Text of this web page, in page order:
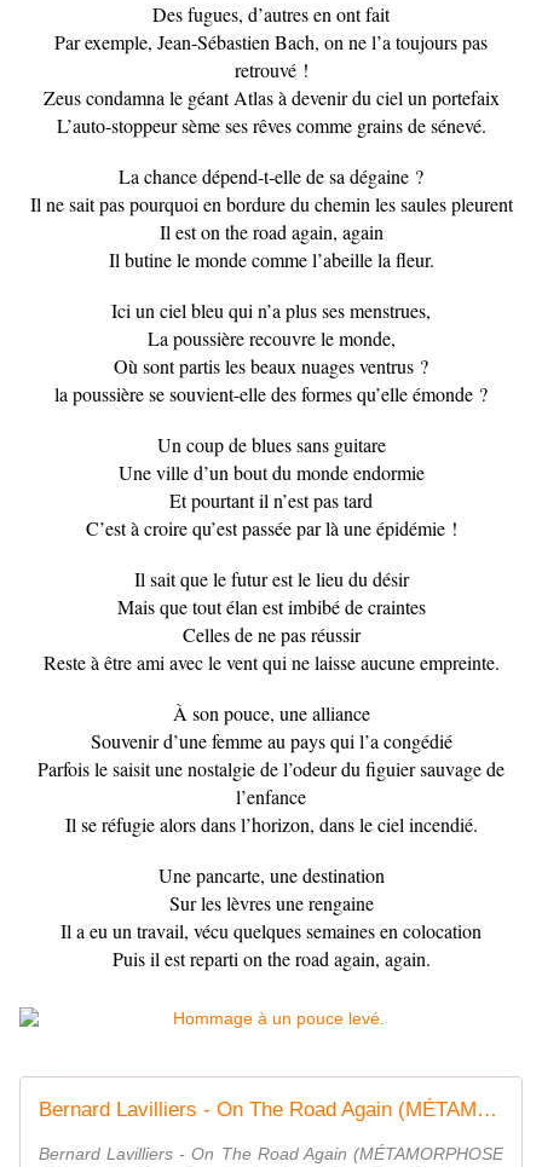
Des fugues, d’autres en ont fait
Par exemple, Jean-Sébastien Bach, on ne l’a toujours pas
retrouvé !
Zeus condamna le géant Atlas à devenir du ciel un portefaix
L’auto-stoppeur sème ses rêves comme grains de sénevé.
La chance dépend-t-elle de sa dégaine ?
Il ne sait pas pourquoi en bordure du chemin les saules pleurent
Il est on the road again, again
Il butine le monde comme l’abeille la fleur.
Ici un ciel bleu qui n’a plus ses menstrues,
La poussière recouvre le monde,
Où sont partis les beaux nuages ventrus ?
la poussière se souvient-elle des formes qu’elle émonde ?
Un coup de blues sans guitare
Une ville d’un bout du monde endormie
Et pourtant il n’est pas tard
C’est à croire qu’est passée par là une épidémie !
Il sait que le futur est le lieu du désir
Mais que tout élan est imbibé de craintes
Celles de ne pas réussir
Reste à être ami avec le vent qui ne laisse aucune empreinte.
À son pouce, une alliance
Souvenir d’une femme au pays qui l’a congédié
Parfois le saisit une nostalgie de l’odeur du figuier sauvage de
l’enfance
Il se réfugie alors dans l’horizon, dans le ciel incendié.
Une pancarte, une destination
Sur les lèvres une rengaine
Il a eu un travail, vécu quelques semaines en colocation
Puis il est reparti on the road again, again.
Bernard Lavilliers - On The Road Again (MÉTAMORPHOSE - Épisode 1)
Bernard Lavilliers - On The Road Again (MÉTAMORPHOSE